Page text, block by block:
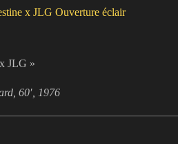
x JLG Ouverture éclair
JLG »
60′, 1976